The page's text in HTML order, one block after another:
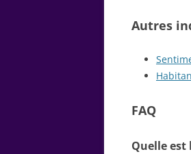
Autres
FAQ
Quelle est